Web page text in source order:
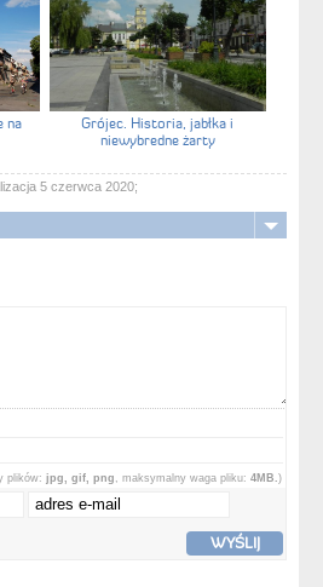
na
Grójec. Historia, jabłka i
niewybredne żarty
5 czerwca 2020;
plików: jpg, gif, png , maksymalny waga pliku: 4MB. )
WYŚLIJ